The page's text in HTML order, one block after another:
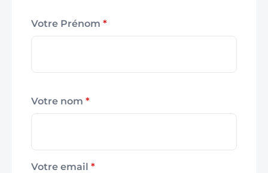
Votre Prénom *
Votre nom *
Votre email *